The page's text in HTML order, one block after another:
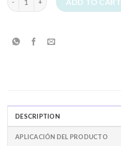
DESCRIPTION
APLICACIÓN DEL PRODUCTO